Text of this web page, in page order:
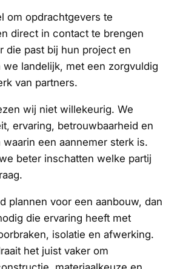
om opdrachtgevers te
direct in contact te brengen
die past bij hun project en
landelijk, met een zorgvuldig
van partners.
wij niet willekeurig. We
ervaring, betrouwbaarheid en
een aannemer sterk is.
beter inschatten welke partij
plannen voor een aanbouw, dan
die ervaring heeft met
isolatie en afwerking.
het juist vaker om